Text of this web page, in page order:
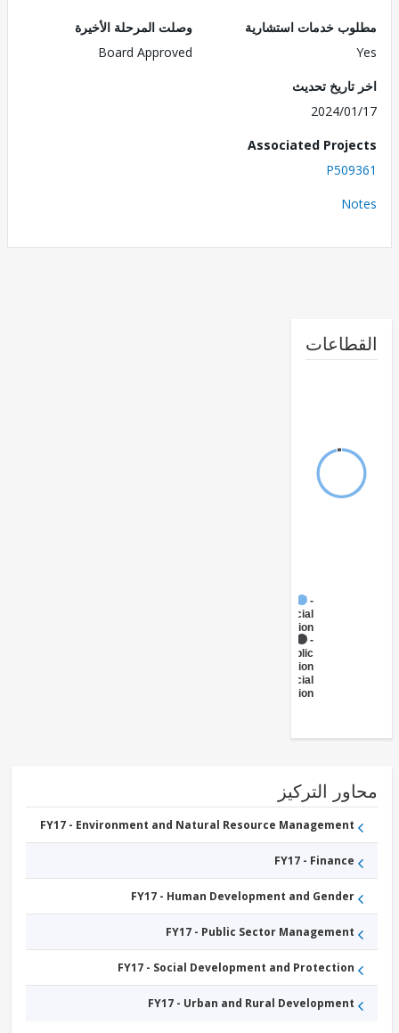
خدمات استشارية
وصلت المرحلة الأخيرة
Board Approved
تحديث
2024/
Associated
Protection
Administration
Protection
التركيز
FY17 - Environment and Natural Resource Management
FY17 - Finance
FY17 - Human Development and Gender
FY17 - Public Sector Management
FY17 - Social Development and Protection
FY17 - Urban and Rural Development